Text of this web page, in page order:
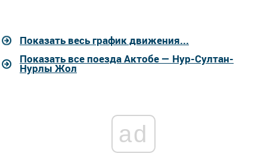
Показать весь график движения...
Показать все поезда Актобе — Нур-Султан-
Нурлы Жол
ad